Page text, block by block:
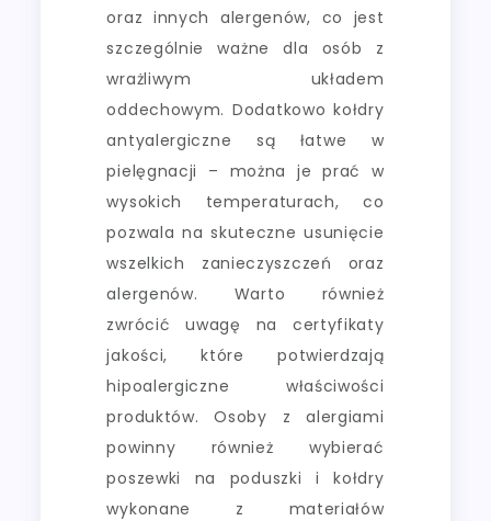
oraz innych alergenów, co jest
szczególnie ważne dla osób z
wrażliwym układem
oddechowym. Dodatkowo kołdry
antyalergiczne są łatwe w
pielęgnacji – można je prać w
wysokich temperaturach, co
pozwala na skuteczne usunięcie
wszelkich zanieczyszczeń oraz
alergenów. Warto również
zwrócić uwagę na certyfikaty
jakości, które potwierdzają
hipoalergiczne właściwości
produktów. Osoby z alergiami
powinny również wybierać
poszewki na poduszki i kołdry
wykonane z materiałów